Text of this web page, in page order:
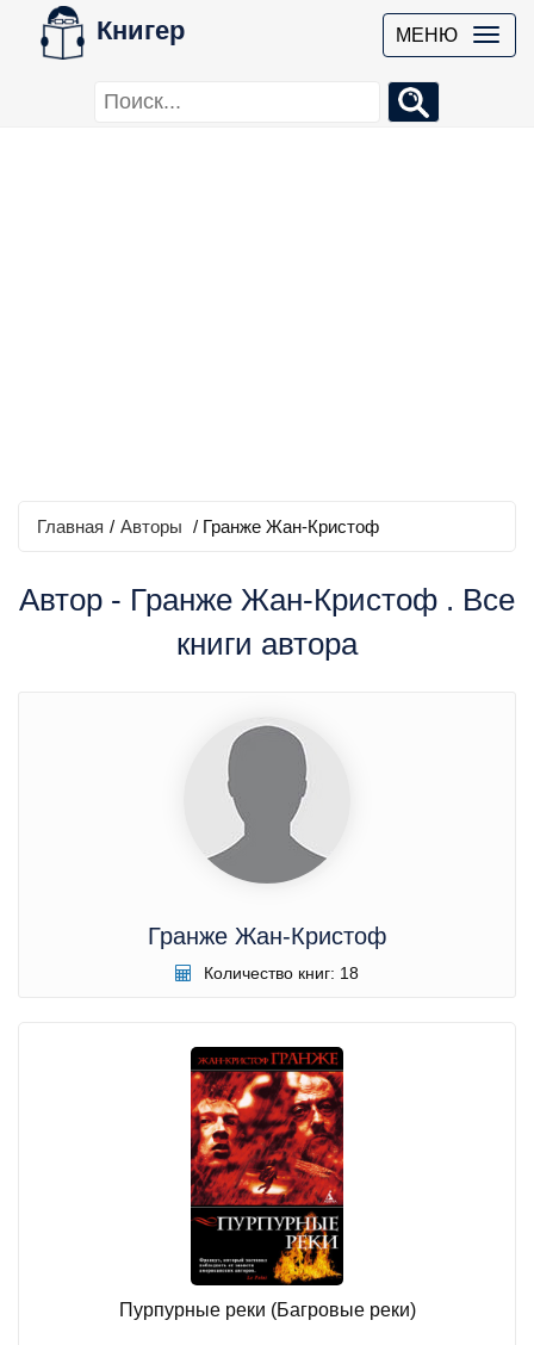
Книгер МЕНЮ
Главная / Авторы / Гранже Жан-Кристоф
Автор - Гранже Жан-Кристоф . Все
книги автора
Гранже Жан-Кристоф
Количество книг: 18
Пурпурные реки (Багровые реки)